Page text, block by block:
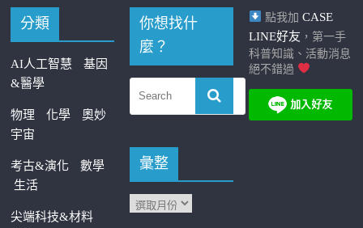
分類
AI人工智慧
基因
&醫學
物理 化學
奧妙
宇宙
考古&演化
數學
生活
尖端科技&材料
你想找什
麼？
彙整
點我加 CASE
LINE好友 ，第一手
科普知識、活動消息
絕不錯過